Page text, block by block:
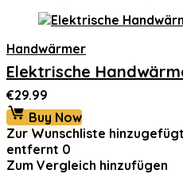
Handwärmer
Elektrische
€29.99
Buy Now
Zur Wunschliste hinzugefügt
entfernt 0
Zum Vergleich hinzufügen